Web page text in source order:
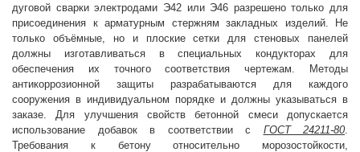
дуговой сварки электродами Э42 или Э46 разрешено только для
присоединения к арматурным стержням закладных изделий. Не
только объёмные, но и плоские сетки для стеновых панелей
должны изготавливаться в специальных кондукторах для
обеспечения их точного соответствия чертежам. Методы
антикоррозионной защиты разрабатываются для каждого
сооружения в индивидуальном порядке и должны указываться в
заказе. Для улучшения свойств бетонной смеси допускается
использование добавок в соответствии с ГОСТ 24211-80.
Требования к бетону относительно морозостойкости,